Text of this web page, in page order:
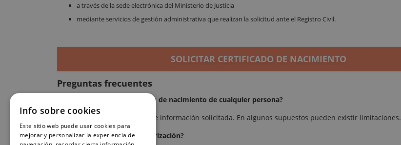
a través de la sede electrónica del Ministerio de Justicia
mediante servicios de gestión administrativa que realizan la solicitud ante el Registro Civil.
SOLICITAR CERTIFICADO DE NACIMIENTO
Preguntas frecuentes
¿Puedo solicitar el certificado de nacimiento de cualquier persona?
Depende del caso y del tipo de información solicitada. En algunos supuestos pueden existir limitaciones.
¿Es necesario presentar autorización?
Info sobre cookies
Este sitio web puede usar cookies para
mejorar y personalizar la experiencia de